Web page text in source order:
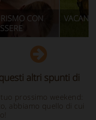
A CAVALLO IN
altri spunti di
prossimo weekend:
abbiamo quello di cui